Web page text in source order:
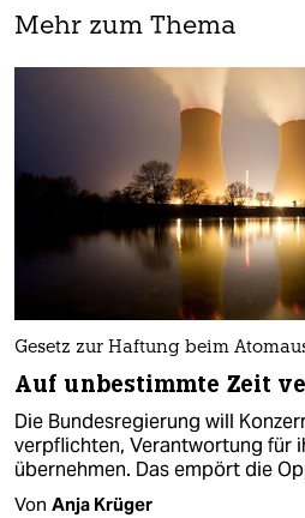
Mehr zum Thema
Gesetz zur Haftung beim
Auf unbestimmte Zeit
Die Bundesregierung will
verpflichten, Verantwortung für
übernehmen. Das empört die
Von Anja Krüger